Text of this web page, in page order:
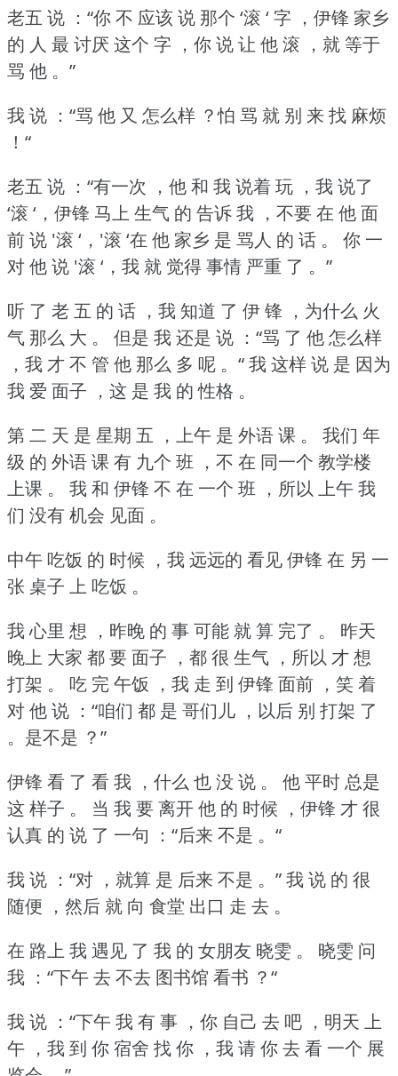
老五 说 ：“你 不 应该 说 那个 ‘滚 ‘ 字 ，伊锋 家乡
的 人 最 讨厌 这个 字 ，你 说 让 他 滚 ，就 等于
骂 他 。”
我 说 ：“骂 他 又 怎么样 ？怕 骂 就 别 来 找 麻烦
！“
老五 说 ：“有一次 ，他 和 我 说着 玩 ，我 说了
‘滚 ‘，伊锋 马上 生气 的 告诉 我 ，不要 在 他 面
前 说 '滚 ‘，'滚 ‘在 他 家乡 是 骂人 的 话 。
你 一
对 他 说 '滚 ‘，我 就 觉得 事情 严重 了 。”
听 了 老 五 的 话 ，我 知道 了 伊 锋 ，为什么 火
气 那么 大 。
但是 我 还是 说 ：“骂 了 他 怎么样
，我 才 不 管 他 那么 多 呢 。“我 这样 说 是 因为
我 爱 面子 ，这 是 我 的 性格 。
第 二 天 是 星期 五 ，上午 是 外语 课 。
我们 年
级 的 外语 课 有 九个 班 ，不 在 同一个 教学楼
上课 。
我 和 伊锋 不 在 一个 班 ，所以 上午 我
们 没有 机会 见面 。
中午 吃饭 的 时候 ，我 远远的 看见 伊锋 在 另 一
张 桌子 上 吃饭 。
我 心里 想 ，昨晚 的 事 可能 就 算 完了 。
昨天
晚上 大家 都 要 面子 ，都 很 生气 ，所以 才 想
打架 。
吃 完 午饭 ，我 走 到 伊锋 面前 ，笑 着
对 他 说 ：“咱们 都 是 哥们儿 ，以后 别 打架 了
。是不是 ？”
伊锋 看 了 看 我 ，什么 也 没 说 。
他 平时 总是
这 样子 。
当 我 要 离开 他 的 时候 ，伊锋 才 很
认真 的 说 了 一句 ：“后来 不是 。“
我 说 ：“对 ，就算 是 后来 不是 。”我 说 的 很
随便 ，然后 就 向 食堂 出口 走 去 。
在 路上 我 遇见 了 我 的 女朋友 晓雯 。
晓雯 问
我 ：“下午 去 不去 图书馆 看书 ？“
我 说 ：“下午 我 有 事 ，你 自己 去 吧 ，明天 上
午 ，我 到 你 宿舍 找 你 ，我 请 你 去 看 一个 展